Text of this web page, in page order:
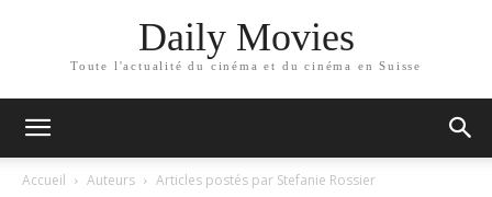
Daily Movies
Toute l'actualité du cinéma et du cinéma en Suisse
Accueil Auteurs Articles postés par Stefanie Rossier